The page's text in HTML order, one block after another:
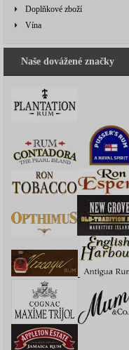
Doplňkové zboží
Vína
Naše dovážené značky